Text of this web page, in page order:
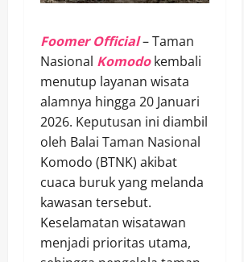
Foomer Official– Taman
Nasional Komodokembali
menutup layanan wisata
alamnya hingga 20 Januari
2026. Keputusan ini diambil
oleh Balai Taman Nasional
Komodo (BTNK) akibat
cuaca buruk yang melanda
kawasan tersebut.
Keselamatan wisatawan
menjadi prioritas utama,